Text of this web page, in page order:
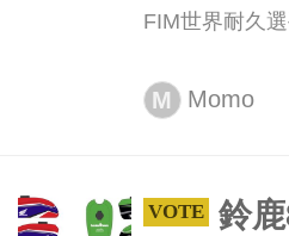
FIM世界耐久
回大会」のイ
耐」特設ステ
が決定。これ
M Momo
鈴